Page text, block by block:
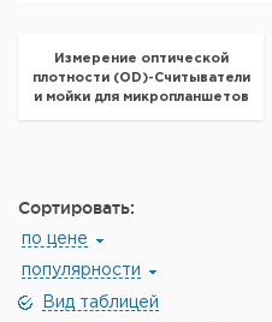
Измерение оптической
плотности (OD)-Считыватели
и мойки для микропланшетов
Сортировать:
по цене
популярности
Вид таблицей